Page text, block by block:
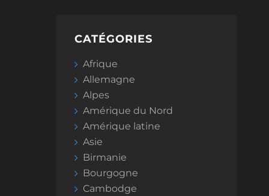
CATÉGORIES
Afrique
Allemagne
Alpes
Amérique du Nord
Amérique latine
Asie
Birmanie
Bourgogne
Cambodge